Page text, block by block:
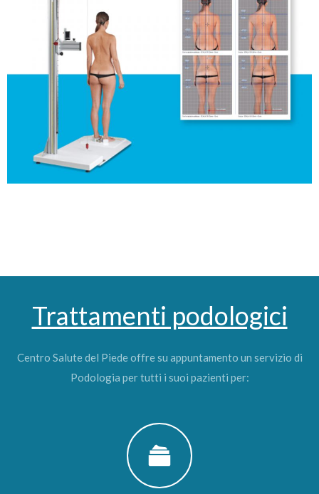
Trattamenti podologici
Centro Salute del Piede offre su appuntamento un servizio di
Podologia per tutti i suoi pazienti per: